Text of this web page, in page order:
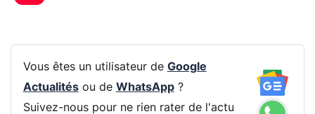
Vous êtes un utilisateur de Google
Actualitésou de WhatsApp?
Suivez-nous pour ne rien rater de l'actu